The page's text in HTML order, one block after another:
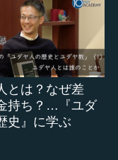
とは？なぜ差
持ち？…『ユダ
史』に学ぶ